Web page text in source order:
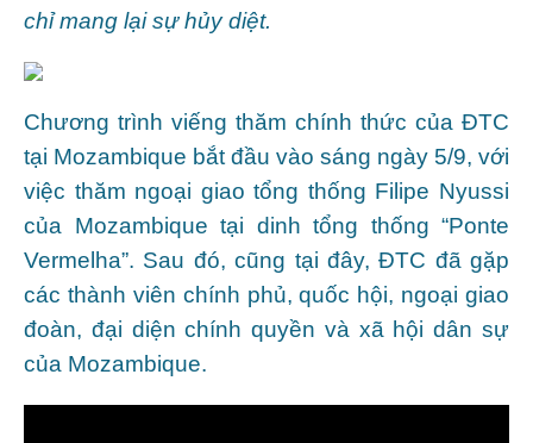
chỉ mang lại sự hủy diệt.
Chương trình viếng thăm chính thức của ĐTC
tại Mozambique bắt đầu vào sáng ngày 5/9, với
việc thăm ngoại giao tổng thống Filipe Nyussi
của Mozambique tại dinh tổng thống “Ponte
Vermelha”. Sau đó, cũng tại đây, ĐTC đã gặp
các thành viên chính phủ, quốc hội, ngoại giao
đoàn, đại diện chính quyền và xã hội dân sự
của Mozambique.